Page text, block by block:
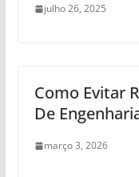
julho 26, 2025
Como Evitar
De
março 3, 2026